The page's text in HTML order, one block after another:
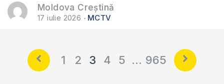
Moldova Creștină
17 iulie 2026 MCTV
1 2 3 4 5 … 965